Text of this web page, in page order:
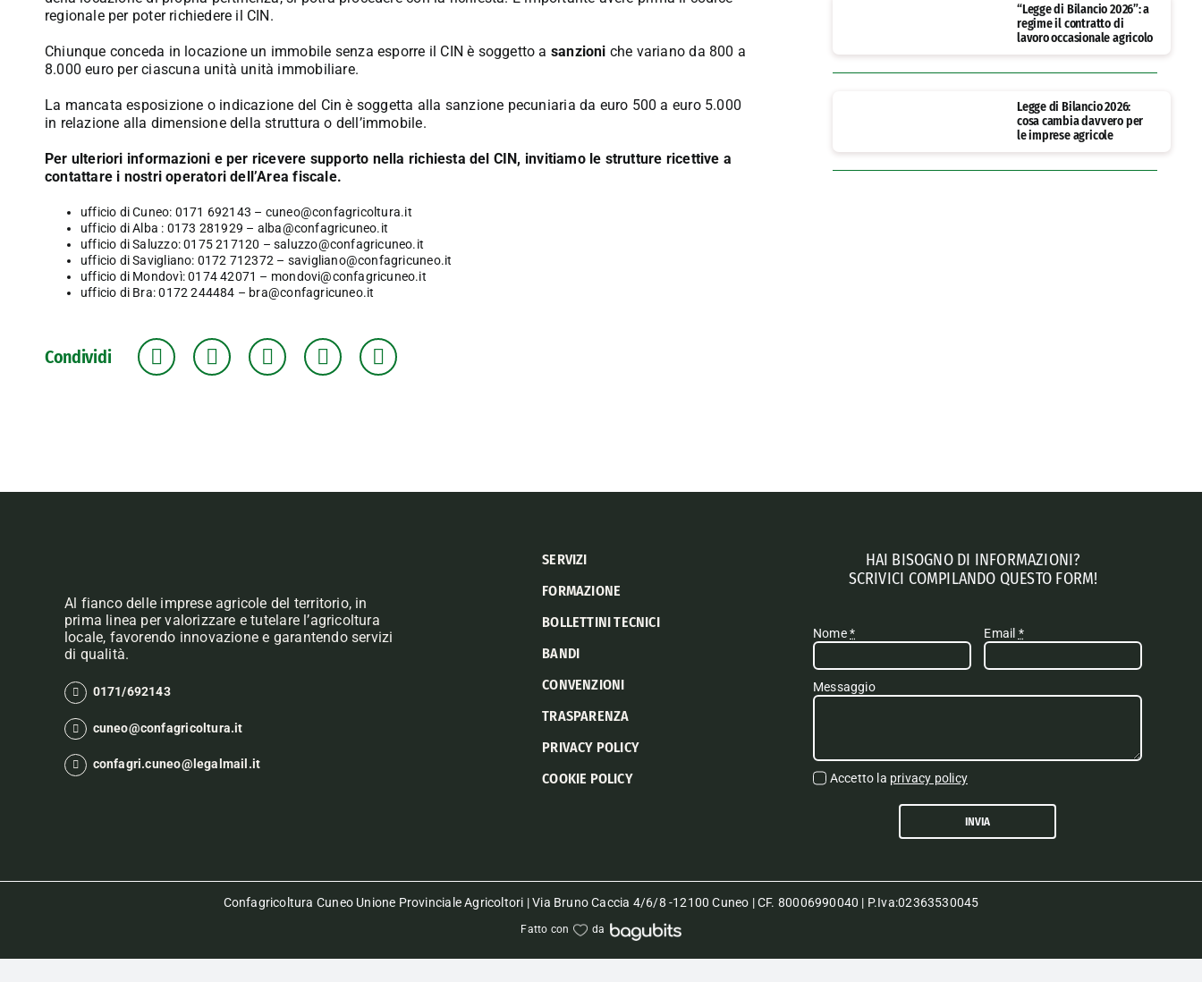
regionale per poter richiedere il CIN.
Chiunque conceda in locazione un immobile senza esporre il CIN è soggetto a sanzioni che variano da 800 a
8.000 euro per ciascuna unità unità immobiliare.
La mancata esposizione o indicazione del Cin è soggetta alla sanzione pecuniaria da euro 500 a euro 5.000
in relazione alla dimensione della struttura o dell’immobile.
Per ulteriori informazioni e per ricevere supporto nella richiesta del CIN, invitiamo le strutture ricettive a
contattare i nostri operatori dell’Area fiscale.
ufficio di Cuneo: 0171 692143 – cuneo@confagricoltura.it
ufficio di Alba : 0173 281929 – alba@confagricuneo.it
ufficio di Saluzzo: 0175 217120 –saluzzo@confagricuneo.it
ufficio di Savigliano: 0172 712372 – savigliano@confagricuneo.it
ufficio di Mondovì: 0174 42071 – mondovi@confagricuneo.it
ufficio di Bra: 0172 244484 – bra@confagricuneo.it
Condividi
“Legge di Bilancio 2026”: a
regime il contratto di
lavoro occasionale agricolo
Legge di Bilancio 2026:
cosa cambia davvero per
le imprese agricole
Al fianco delle imprese agricole del territorio, in
prima linea per valorizzare e tutelare l’agricoltura
locale, favorendo innovazione e garantendo servizi
di qualità.
0171/692143
cuneo@confagricoltura.it
confagri.cuneo@legalmail.it
SERVIZI
FORMAZIONE
BOLLETTINI TECNICI
BANDI
CONVENZIONI
TRASPARENZA
PRIVACY POLICY
COOKIE POLICY
HAI BISOGNO DI INFORMAZIONI?
SCRIVICI COMPILANDO QUESTO FORM!
Nome* Email *
Messaggio
Accetto la privacy policy
INVIA
Confagricoltura Cuneo Unione Provinciale Agricoltori | Via Bruno Caccia 4/6/8 -12100 Cuneo | CF. 80006990040 | P.Iva:02363530045
Fatto con da